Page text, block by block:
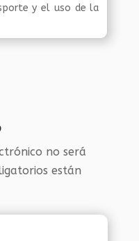
y el uso de la
no será
están